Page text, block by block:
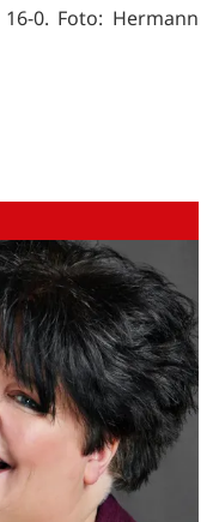
0. Foto: Hermann